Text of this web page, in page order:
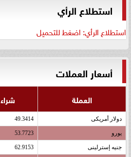
استطلاع الرأي
استطلاع الرأي: اضغط للتحميل
أسعار العملات
العملة شراء
دولار أمريكى 49.3414
يورو 53.7723
جنيه إسترلينى 62.9153